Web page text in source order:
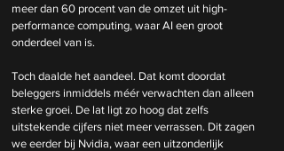
meer dan 60 procent van de omzet uit high-
performance computing, waar AI een groot
onderdeel van is.
Toch daalde het aandeel. Dat komt doordat
beleggers inmiddels méér verwachten dan alleen
sterke groei. De lat ligt zo hoog dat zelfs
uitstekende cijfers niet meer verrassen. Dit zagen
we eerder bij Nvidia, waar een uitzonderlijk